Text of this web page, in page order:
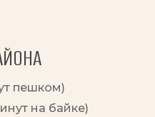
пешком)
на байке)